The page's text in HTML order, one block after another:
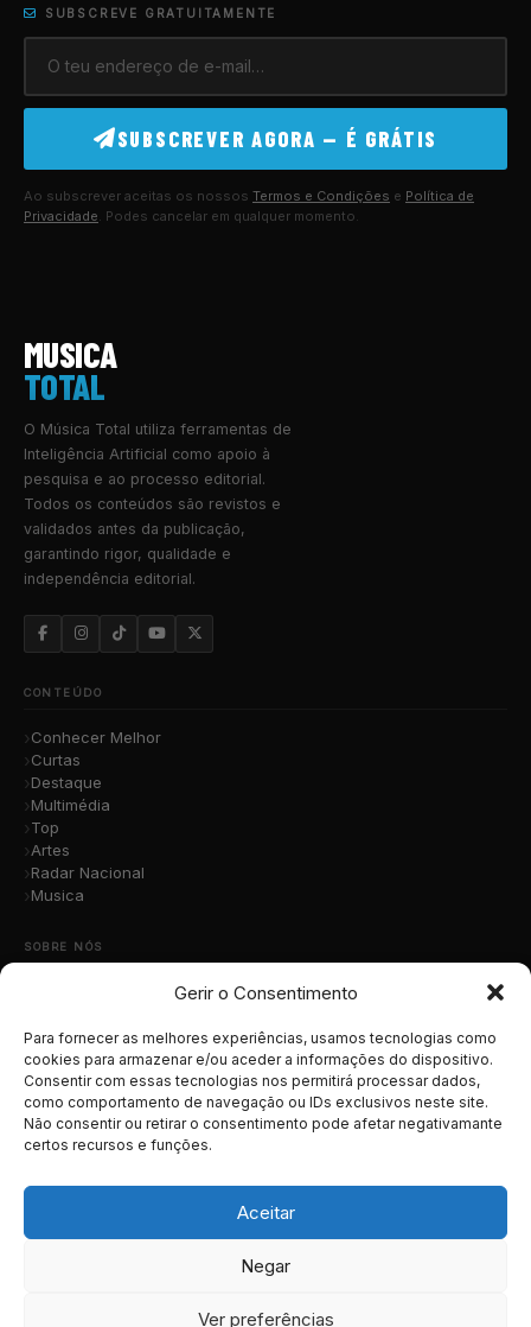
Gerir o Consentimento
Para fornecer as melhores experiências, usamos tecnologias como
cookies para armazenar e/ou aceder a informações do dispositivo.
Consentir com essas tecnologias nos permitirá processar dados,
como comportamento de navegação ou IDs exclusivos neste site.
Não consentir ou retirar o consentimento pode afetar negativamante
certos recursos e funções.
Aceitar
Negar
Ver preferências
SUBSCREVE GRATUITAMENTE
SUBSCREVER AGORA — É GRÁTIS
Ao subscrever aceitas os nossos Termos e Condições e Política de
Privacidade . Podes cancelar em qualquer momento.
MUSICA
TOTAL
O Música Total utiliza ferramentas de
Inteligência Artificial como apoio à
pesquisa e ao processo editorial.
Todos os conteúdos são revistos e
validados antes da publicação,
garantindo rigor, qualidade e
independência editorial.
CONTEÚDO
Conhecer Melhor
Curtas
Destaque
Multimédia
Top
Artes
Radar Nacional
Musica
SOBRE NÓS
Contacto
Submete a Tua Música
Publicidade
Apoiar o Projeto
Política de Privacidade